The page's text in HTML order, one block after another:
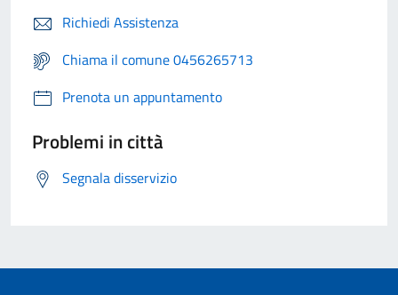
Richiedi Assistenza
Chiama il comune 0456265713
Prenota un appuntamento
Problemi in città
Segnala disservizio